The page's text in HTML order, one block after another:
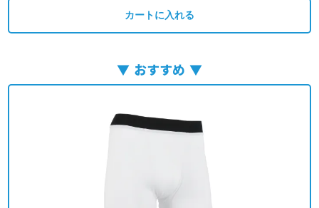
カートに入れる
おすすめ